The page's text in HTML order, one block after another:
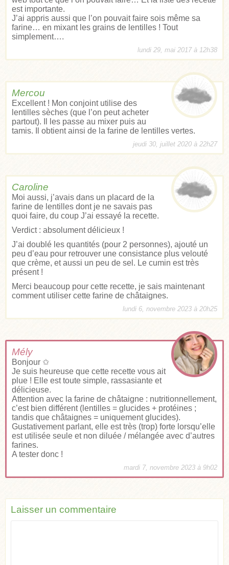
est importante.
J’ai appris aussi que l’on pouvait faire sois même sa
farine… en mixant les grains de lentilles ! Tout
simplement….
lundi 29, mai 2017 à 12h38
Mercou
Excellent ! Mon conjoint utilise des
lentilles sèches (que l’on peut acheter
partout). Il les passe au mixer puis au
tamis. Il obtient ainsi de la farine de lentilles vertes.
jeudi 30, juillet 2020 à 22h27
Caroline
Moi aussi, j’avais dans un placard de la
farine de lentilles dont je ne savais pas
quoi faire, du coup J’ai essayé la recette.
Verdict : absolument délicieux !
J’ai doublé les quantités (pour 2 personnes), ajouté un
peu d’eau pour retrouver une consistance plus velouté
que crème, et aussi un peu de sel. Le cumin est très
présent !
Merci beaucoup pour cette recette, je sais maintenant
comment utiliser cette farine de châtaignes.
lundi 6, novembre 2023 à 20h25
Mély
Bonjour ✩
Je suis heureuse que cette recette vous ait
plue ! Elle est toute simple, rassasiante et
délicieuse.
Attention avec la farine de châtaigne : nutritionnellement,
c’est bien différent (lentilles = glucides + protéines ;
tandis que châtaignes = uniquement glucides).
Gustativement parlant, elle est très (trop) forte lorsqu’elle
est utilisée seule et non diluée / mélangée avec d’autres
farines.
A tester donc !
mardi 7, novembre 2023 à 9h02
Laisser un commentaire